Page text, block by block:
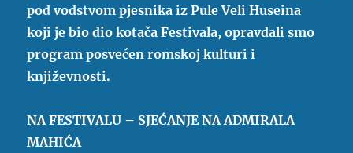
pod vodstvom pjesnika iz Pule Veli Huseina
koji je bio dio kotača Festivala, opravdali smo
program posvećen romskoj kulturi i
književnosti.
NA FESTIVALU – SJEĆANJE NA ADMIRALA
MAHIĆA